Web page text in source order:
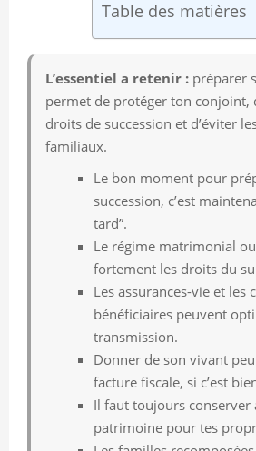
Table des matières
L’essentiel a retenir : préparer
permet de protéger ton conjoint,
droits de succession et d’éviter
familiaux.
Le bon moment pour
succession, c’est
tard”.
Le régime matrimonial ou
fortement les droits du
Les assurances-vie et les
bénéficiaires peuvent
transmission.
Donner de son vivant
facture fiscale, si c’est
Il faut toujours conserver
patrimoine pour tes